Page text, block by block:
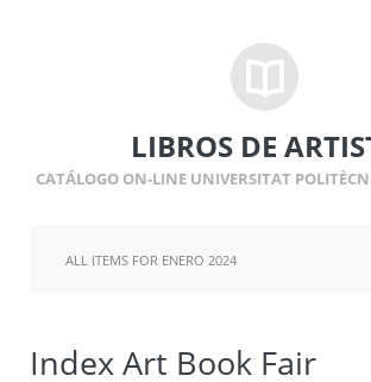
LIBROS DE
CATÁLOGO ON-LINE UNIVERSITAT
ALL ITEMS FOR ENERO 2024
Index Art Book Fair